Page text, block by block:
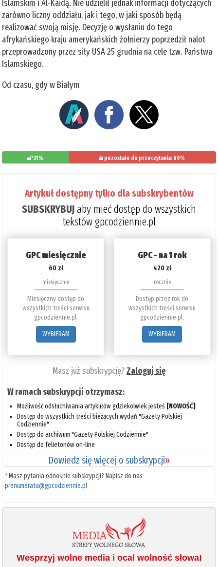
Islamskim i Al-Kaidą. Nie udzielił jednak informacji dotyczących
zarówno liczny oddziału, jak i tego, w jaki sposób będą
realizować swoją misję. Decyzję o wysłaniu do tego
afrykańskiego kraju amerykańskich żołnierzy poprzedził nalot
przeprowadzony przez siły USA 25 grudnia na cele tzw. Państwa
Islamskiego.
Od czasu, gdy w Białym
31% pozostało do przeczytania: 69%
Artykuł dostępny tylko dla subskrybentów
SUBSKRYBUJaby mieć dostęp do wszystkich
tekstów gpcodziennie.pl
GPC miesięcznie
60 zł
miesięcznie
Miesięczny dostęp do
wszystkich treści serwisu
gpcodziennie.pl.
WYBIERAM
GPC - na 1 rok
420 zł
rocznie
Dostęp przez rok do
wszystkich treści serwisu
gpcodziennie.pl.
WYBIERAM
Masz już subskrypcję?Zaloguj się
W ramach subskrypcji otrzymasz:
Możliwość odsłuchiwania artykułów gdziekolwiek jesteś [NOWOŚĆ]
Dostęp do wszystkich treści bieżących wydań "Gazety Polskiej
Codziennie"
Dostęp do archiwum "Gazety Polskiej Codziennie"
Dostęp do felietonów on-line
Dowiedz się więcej o subskrypcji»
*Masz pytania odnośnie subskrypcji? Napisz do nas
prenumerata@gpcodziennie.pl
Wesprzyj wolne media i ocal wolność słowa!